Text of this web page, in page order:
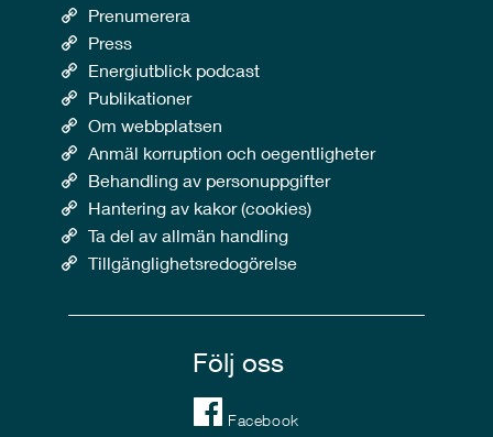
Prenumerera
Press
Energiutblick podcast
Publikationer
Om webbplatsen
Anmäl korruption och oegentligheter
Behandling av personuppgifter
Hantering av kakor (cookies)
Ta del av allmän handling
Tillgänglighetsredogörelse
Följ oss
Facebook